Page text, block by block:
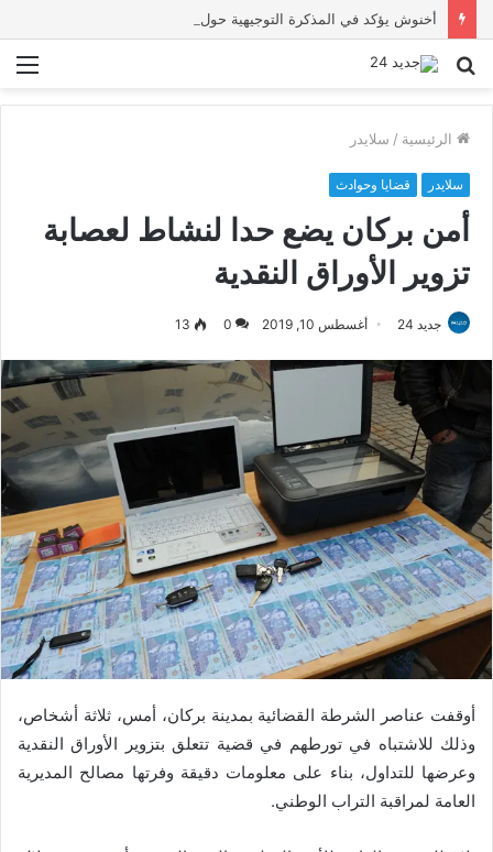
بحث
الرئيسية / سلايدر
سلايدر قضايا وحوادث
أمن بركان يضع حدا لنشاط لعصابة
تزوير الأوراق النقدية
جديد 24 أغسطس 10, 2019 0
13
أوقفت عناصر الشرطة القضائية بمدينة بركان، أمس، ثلاثة أشخاص،
وذلك للاشتباه في تورطهم في قضية تتعلق بتزوير الأوراق النقدية
وعرضها للتداول، بناء على معلومات دقيقة وفرتها مصالح المديرية
العامة لمراقبة التراب الوطني.